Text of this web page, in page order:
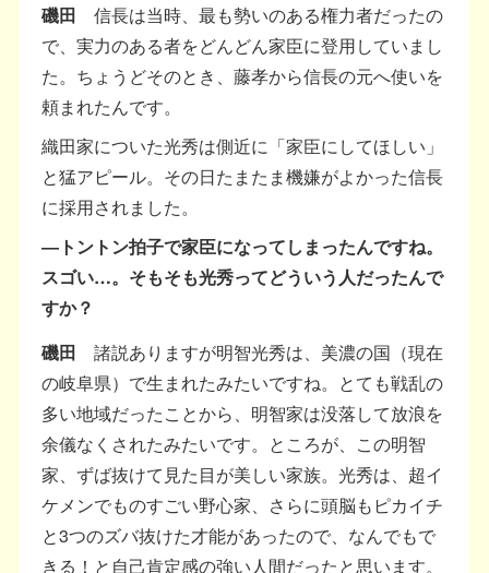
磯田 信長は当時、最も勢いのある権力者だったの
で、実力のある者をどんどん家臣に登用していまし
た。ちょうどそのとき、藤孝から信長の元へ使いを
頼まれたんです。
織田家についた光秀は側近に「家臣にしてほしい」
と猛アピール。その日たまたま機嫌がよかった信長
に採用されました。
―トントン拍子で家臣になってしまったんですね。
スゴい…。そもそも光秀ってどういう人だったんで
すか？
磯田 諸説ありますが明智光秀は、美濃の国（現在
の岐阜県）で生まれたみたいですね。とても戦乱の
多い地域だったことから、明智家は没落して放浪を
余儀なくされたみたいです。ところが、この明智
家、ずば抜けて見た目が美しい家族。光秀は、超イ
ケメンでものすごい野心家、さらに頭脳もピカイチ
と3つのズバ抜けた才能があったので、なんでもで
きる！と自己肯定感の強い人間だったと思います。